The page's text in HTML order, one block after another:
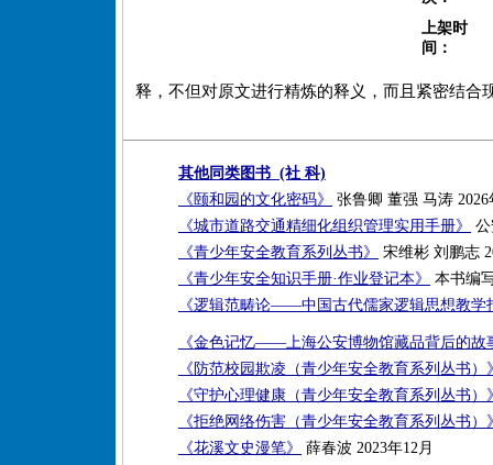
上架时
间：
释，不但对原文进行精炼的释义，而且紧密结
其他同类图书 (社 科)
《颐和园的文化密码》
张鲁卿 董强 马涛 2026
《城市道路交通精细化组织管理实用手册》
《青少年安全教育系列丛书》
宋维彬 刘鹏志
《青少年安全知识手册·作业登记本》
本书编
《逻辑范畴论——中国古代儒家逻辑思想教学
《金色记忆——上海公安博物馆藏品背后的故
《防范校园欺凌（青少年安全教育系列丛书）
《守护心理健康（青少年安全教育系列丛书）
《拒绝网络伤害（青少年安全教育系列丛书）
《花溪文史漫笔》
薛春波 2023年12月